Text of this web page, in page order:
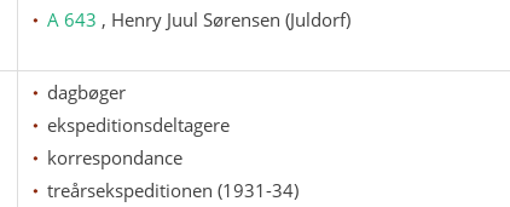
A 643 , Henry Juul Sørensen (Juldorf)
dagbøger
ekspeditionsdeltagere
korrespondance
treårsekspeditionen (1931-34)